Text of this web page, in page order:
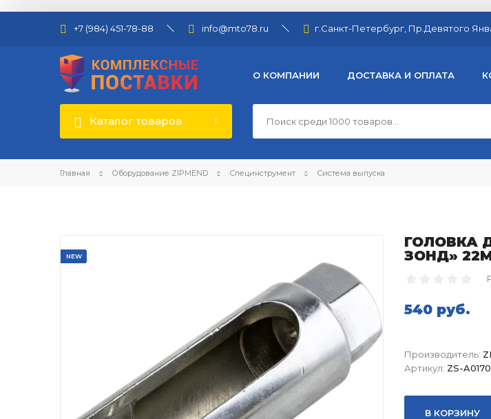
+7 (984) 451-78-88 info@mto78.ru г.Санкт-Петербург, Пр.Девятого
О КОМПАНИИ ДОСТАВКА И ОПЛАТА
Каталог товаров
Главная Оборудование ZIPMEND Специнструмент Система выпуска
NEW
ГОЛОВКА
ЗОНД»
540 руб.
Производитель:
Артикул: ZS-
В КОРЗИНУ